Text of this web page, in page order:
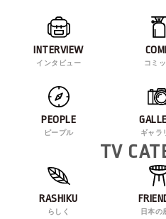
INTERVIEW
インタビュー コミ
PEOPLE
ピープル ギャラ
TV
RASHIKU
らしく 日本の